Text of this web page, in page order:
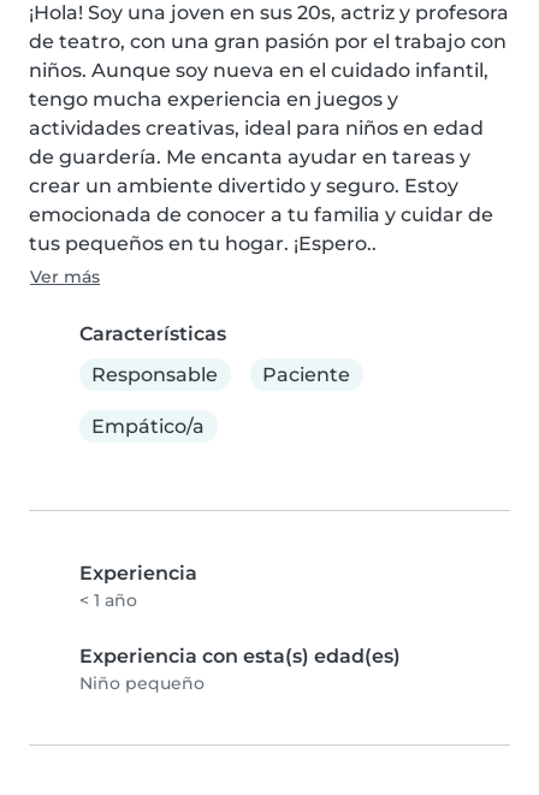
¡Hola! Soy una joven en sus 20s, actriz y profesora
de teatro, con una gran pasión por el trabajo con
niños. Aunque soy nueva en el cuidado infantil,
tengo mucha experiencia en juegos y
actividades creativas, ideal para niños en edad
de guardería. Me encanta ayudar en tareas y
crear un ambiente divertido y seguro. Estoy
emocionada de conocer a tu familia y cuidar de
tus pequeños en tu hogar. ¡Espero..
Ver más
Características
Responsable
Paciente
Empático/a
Experiencia
< 1 año
Experiencia con esta(s) edad(es)
Niño pequeño